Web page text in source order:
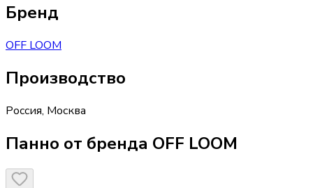
Бренд
OFF LOOM
Производство
Россия, Москва
Панно от бренда OFF LOOM